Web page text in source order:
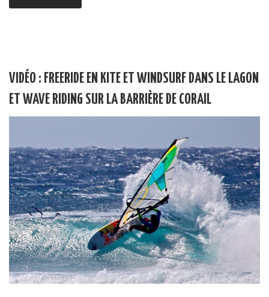
VIDÉO : FREERIDE EN KITE ET WINDSURF DANS LE LAGON
ET WAVE RIDING SUR LA BARRIÈRE DE CORAIL